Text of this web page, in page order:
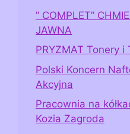
” COMPLET”
JAWNA
PRYZMAT Tonery i
Polski Koncern
Akcyjna
Pracownia na
Kozia Zagroda